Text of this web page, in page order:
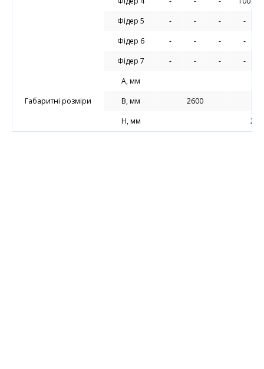
Фідер 5
- - -
-
Фідер 6
- - -
-
Фідер 7
- - - -
Габаритні розміри
А, мм
В, мм
2600
Н, мм